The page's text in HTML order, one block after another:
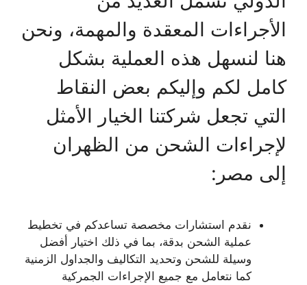
الأجراءات المعقدة والمهمة، ونحن
هنا لنسهل هذه العملية بشكل
كامل لكم وإليكم بعض النقاط
التي تجعل شركتنا الخيار الأمثل
لإجراءات الشحن من الظهران
إلى مصر:
نقدم استشارات مخصصة تساعدكم في تخطيط
عملية الشحن بدقة، بما في ذلك اختيار أفضل
وسيلة للشحن وتحديد التكاليف والجداول الزمنية
كما نتعامل مع جميع الإجراءات الجمركية